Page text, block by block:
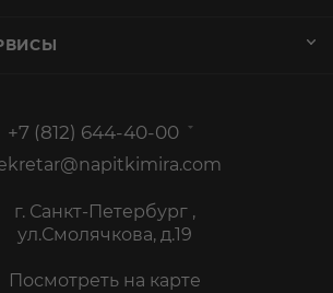
+7 (812) 644-40-00
г. Санкт-Петербург ,
ул.Смолячкова, д.19
Посмотреть на карте